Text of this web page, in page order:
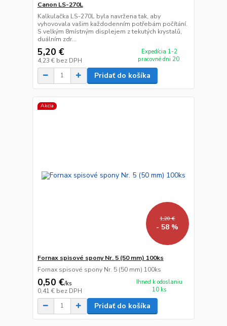
Canon LS-270L
Kalkulačka LS-270L byla navržena tak, aby
vyhovovala vašim každodenním potřebám počítání.
S velkým 8místným displejem z tekutých krystalů,
duálním zdr...
5,20 €
4,23 € bez DPH
Expedícia 1-2
pracovné dni 20
Pridať do košíka
Akcia
1,20 €
- 58 %
Fornax spisové spony Nr. 5 (50 mm) 100ks
Fornax spisové spony Nr. 5 (50 mm) 100ks
0,50 €/ks
0,41 € bez DPH
Ihneď k odoslaniu
10 ks
Pridať do košíka